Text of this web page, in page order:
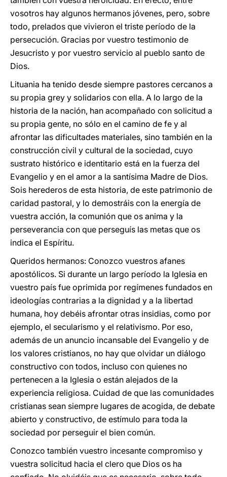
vosotros hay algunos hermanos jóvenes, pero, sobre
todo, prelados que vivieron el triste período de la
persecución. Gracias por vuestro testimonio de
Jesucristo y por vuestro servicio al pueblo santo de
Dios.
Lituania ha tenido desde siempre pastores cercanos a
su propia grey y solidarios con ella. A lo largo de la
historia de la nación, han acompañado con solicitud a
su propia gente, no sólo en el camino de fe y al
afrontar las dificultades materiales, sino también en la
construcción civil y cultural de la sociedad, cuyo
sustrato histórico e identitario está en la fuerza del
Evangelio y en el amor a la santísima Madre de Dios.
Sois herederos de esta historia, de este patrimonio de
caridad pastoral, y lo demostráis con la energía de
vuestra acción, la comunión que os anima y la
perseverancia con que perseguís las metas que os
indica el Espíritu.
Queridos hermanos: Conozco vuestros afanes
apostólicos. Si durante un largo período la Iglesia en
vuestro país fue oprimida por regímenes fundados en
ideologías contrarias a la dignidad y a la libertad
humana, hoy debéis afrontar otras insidias, como por
ejemplo, el secularismo y el relativismo. Por eso,
además de un anuncio incansable del Evangelio y de
los valores cristianos, no hay que olvidar un diálogo
constructivo con todos, incluso con quienes no
pertenecen a la Iglesia o están alejados de la
experiencia religiosa. Cuidad de que las comunidades
cristianas sean siempre lugares de acogida, de debate
abierto y constructivo, de estímulo para toda la
sociedad por perseguir el bien común.
Conozco también vuestro incesante compromiso y
vuestra solicitud hacia el clero que Dios os ha